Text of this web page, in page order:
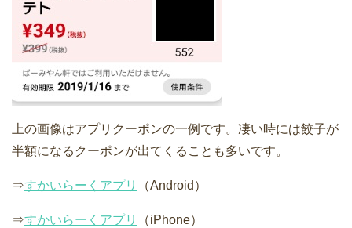
上の画像はアプリクーポンの一例です。凄い時には餃子が
半額になるクーポンが出てくることも多いです。
⇒すかいらーくアプリ （Android）
⇒すかいらーくアプリ （iPhone）